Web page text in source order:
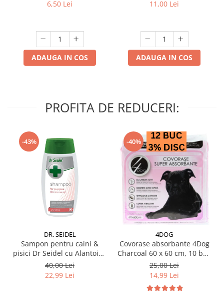
6,50 Lei
ADAUGA IN COS
11,00 Lei
ADAUGA IN COS
PROFITA DE REDUCERI:
-43%
DR. SEIDEL
Sampon pentru caini &
pisici Dr Seidel cu Alantoina
220 ml
40,00 Lei
22,99 Lei
-40%
4DOG
Covorase absorbante 4Dog
Charcoal 60 x 60 cm, 10 buc
/ pachet
25,00 Lei
14,99 Lei